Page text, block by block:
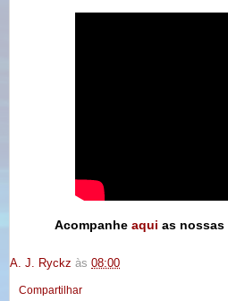
Acompanhe aqui as nossas
A. J. Ryckz às 08:00
Compartilhar